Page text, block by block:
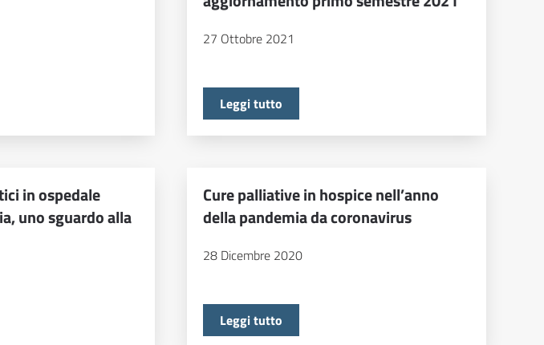
27 Ottobre 2021
Leggi tutto
in ospedale
uno sguardo alla
Cure palliative in hospice nell’anno
della pandemia da coronavirus
28 Dicembre 2020
Leggi tutto